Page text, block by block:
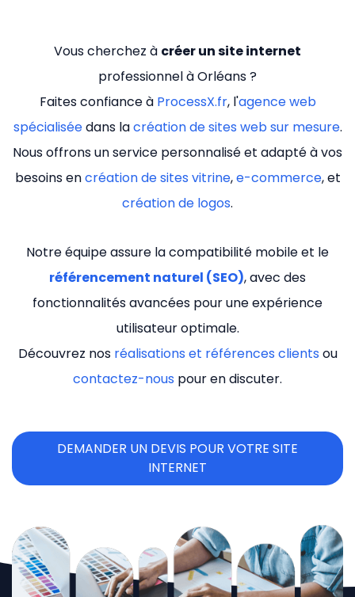
Vous cherchez à créer un site internet
professionnel à Orléans ?
Faites confiance à ProcessX.fr, l'agence web
spécialiséedans lacréation de sites web sur mesure.
Nous offrons un service personnalisé et adapté à vos
besoins encréation de sites vitrine,e-commerce, et
création de logos.
Notre équipe assure la compatibilité mobile et le
référencement naturel (SEO), avec des
fonctionnalités avancées pour une expérience
utilisateur optimale.
Découvrez nos réalisations et références clients ou
contactez-nous pour en discuter.
DEMANDER UN DEVIS POUR VOTRE SITE
INTERNET